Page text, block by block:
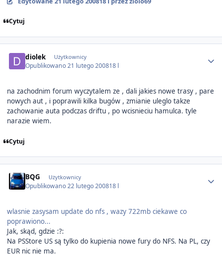
Cytuj
diolek Użytkownicy
Opublikowano21 lutego 200818 l
na zachodnim forum wyczytalem ze , dali jakies nowe trasy , pare
nowych aut , i poprawili kilka bugów , zmianie uleglo takze
zachowanie auta podczas driftu , po wcisnieciu hamulca. tyle
narazie wiem.
Cytuj
BQG Użytkownicy
Opublikowano22 lutego 200818 l
wlasnie zasysam update do nfs , wazy 722mb ciekawe co
poprawiono...
Jak, skąd, gdzie :?:
Na PSStore US są tylko do kupienia nowe fury do NFS. Na PL, czy
EUR nic nie ma.